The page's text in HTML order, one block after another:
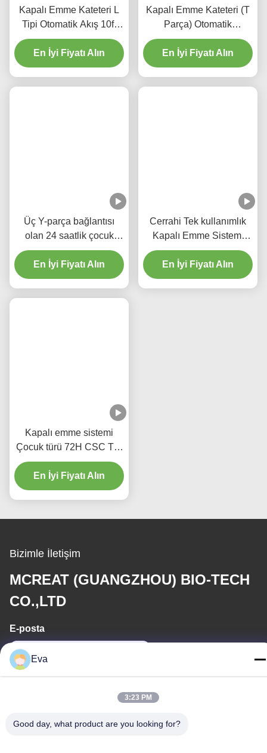
Kapalı Emme Kateteri L
Tipi Otomatik Akış 10fr
72h Hastane için Çift
Döner Dirseği
En İyi Fiyatı Alın
Kapalı Emme Kateteri (T
Parça) Otomatik
Çöpeleme 72H
Yetişkinler İçin
En İyi Fiyatı Alın
Üç Y-parça bağlantısı
olan 24 saatlik çocuk
kapalı emme kateteri
En İyi Fiyatı Alın
Cerrahi Tek kullanımlık
Kapalı Emme Sistemi
Yenidoğanlar/Pediatri-
Kibirler
En İyi Fiyatı Alın
Kapalı emme sistemi
Çocuk türü 72H CSC Tek
kullanımlık tıbbi
malzemeler
En İyi Fiyatı Alın
Bizimle İletişim
MCREAT (GUANGZHOU) BIO-TECH
CO.,LTD
E-posta
Adresimiz
Eva
3:23 PM
Good day, what product are you looking for?